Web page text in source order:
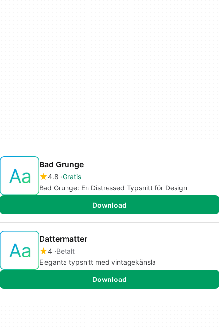
Bad Grunge
4.8 Gratis
Bad Grunge: En Distressed Typsnitt för Design
Download
Dattermatter
4 Betalt
Eleganta typsnitt med vintagekänsla
Download